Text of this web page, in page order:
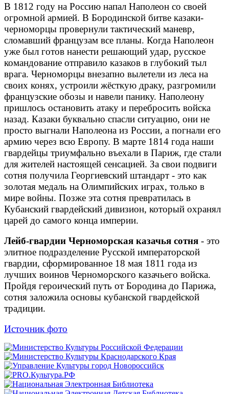
В 1812 году на Россию напал Наполеон со своей
огромной армией. В Бородинской битве казаки-
черноморцы провернули тактический маневр,
сломавший французам все планы. Когда Наполеон
уже был готов нанести решающий удар, русское
командование отправило казаков в глубокий тыл
врага. Черноморцы внезапно вылетели из леса на
своих конях, устроили жёсткую драку, разгромили
французские обозы и навели панику. Наполеону
пришлось остановить атаку и перебросить войска
назад. Казаки буквально спасли ситуацию, они не
просто выгнали Наполеона из России, а погнали его
армию через всю Европу. В марте 1814 года наши
гвардейцы триумфально въехали в Париж, где стали
для жителей настоящей сенсацией. За свои подвиги
сотня получила Георгиевский штандарт - это как
золотая медаль на Олимпийских играх, только в
мире войны. Позже эта сотня превратилась в
Кубанский гвардейский дивизион, который охранял
царей до самого конца империи.
Лейб-гвардии Черноморская казачья сотня - это
элитное подразделение Русской императорской
гвардии, сформированное 18 мая 1811 года из
лучших воинов Черноморского казачьего войска.
Пройдя героический путь от Бородина до Парижа,
сотня заложила основы кубанской гвардейской
традиции.
Источник фото